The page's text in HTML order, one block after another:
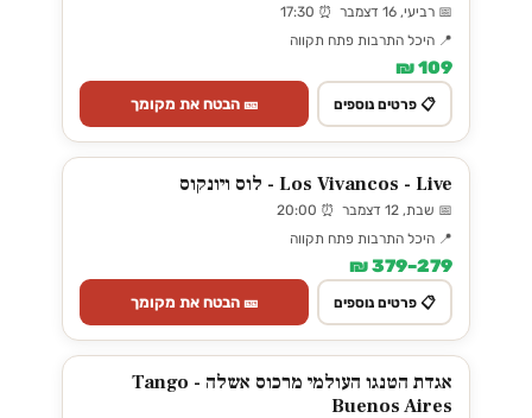
📅 רביעי, 16 דצמבר ⏰ 17:30
📍 היכל התרבות פתח תקווה
109 ₪
📋 פרטים נוספים 🎫 הבטח את מקומך
Los Vivancos - Live - לוס ויונקוס
📅 שבת, 12 דצמבר ⏰ 20:00
📍 היכל התרבות פתח תקווה
279–379 ₪
📋 פרטים נוספים 🎫 הבטח את מקומך
אגדת הטנגו העולמי מרכוס אשלה - Tango
Buenos Aires